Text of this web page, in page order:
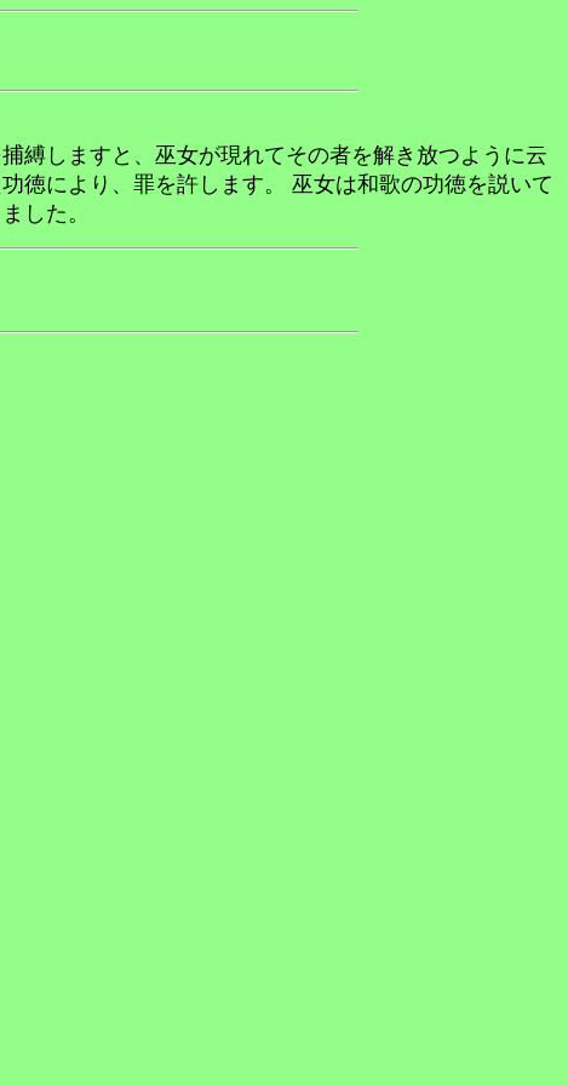
縛しますと、巫女が現れてその者を解き放つように云
徳により、罪を許します。 巫女は和歌の功徳を説いて
した。